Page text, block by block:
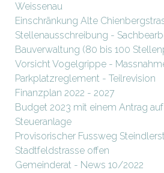
Weissenau
Einschränkung Alte
Stellenausschreibung -
Bauverwaltung (80 bis 100
Vorsicht Vogelgrippe -
Parkplatzreglement - Teilrevision
Finanzplan 2022 - 2027
Budget 2023 mit einem Antrag
Steueranlage
Provisorischer Fussweg
Stadtfeldstrasse offen
Gemeinderat - News 10/2022